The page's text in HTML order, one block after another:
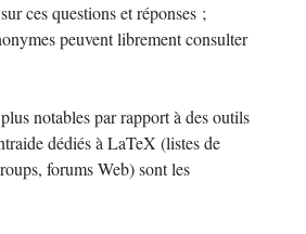
ces questions et réponses ;
peuvent librement consulter
notables par rapport à des outils
dédiés à LaTeX (listes de
forums Web) sont les